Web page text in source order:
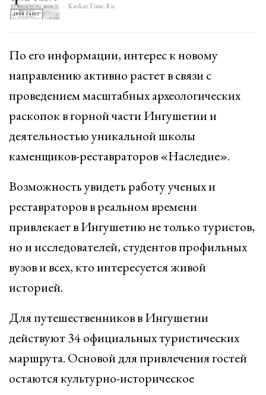
KavkazTime.ru
По его информации, интерес к новому
направлению активно растет в связи с
проведением масштабных археологических
раскопок в горной части Ингушетии и
деятельностью уникальной школы
каменщиков-реставраторов «Наследие».
Возможность увидеть работу ученых и
реставраторов в реальном времени
привлекает в Ингушетию не только туристов,
но и исследователей, студентов профильных
вузов и всех, кто интересуется живой
историей.
Для путешественников в Ингушетии
действуют 34 официальных туристических
маршрута. Основой для привлечения гостей
остаются культурно-историческое